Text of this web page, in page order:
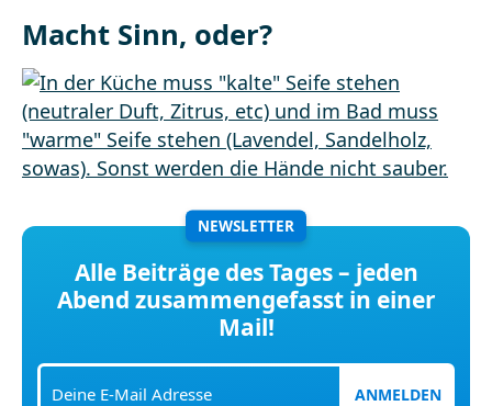
Macht Sinn, oder?
NEWSLETTER
Alle Beiträge des Tages – jeden
Abend zusammengefasst in einer
Mail!
ANMELDEN